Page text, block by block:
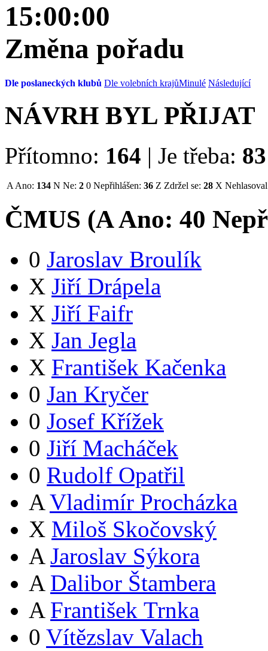
15:00:00
Změna pořadu
Dle poslaneckých klubů Dle volebních krajůMinulé Následující
NÁVRH BYL PŘIJAT
Přítomno: 164 | Je třeba: 83
A Ano: 134 N Ne: 2 0 Nepřihlášen: 36 Z Zdržel se: 28 X Nehlasoval
ČMUS (AAno: 40
0 Jaroslav Broulík
X Jiří Drápela
X Jiří Faifr
X Jan Jegla
X František Kačenka
0 Jan Kryčer
0 Josef Křížek
0 Jiří Macháček
0 Rudolf Opatřil
A Vladimír Procházka
X Miloš Skočovský
A Jaroslav Sýkora
A Dalibor Štambera
A František Trnka
0 Vítězslav Valach